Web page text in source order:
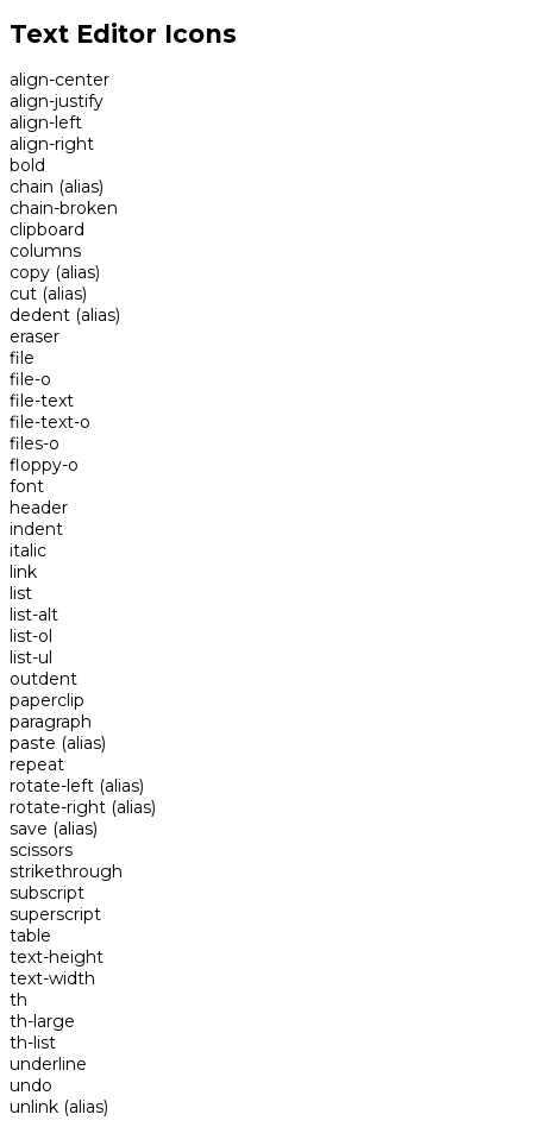
Text Editor Icons
align-center
align-justify
align-left
align-right
bold
chain (alias)
chain-broken
clipboard
columns
copy (alias)
cut (alias)
dedent (alias)
eraser
file
file-o
file-text
file-text-o
files-o
floppy-o
font
header
indent
italic
link
list
list-alt
list-ol
list-ul
outdent
paperclip
paragraph
paste (alias)
repeat
rotate-left (alias)
rotate-right (alias)
save (alias)
scissors
strikethrough
subscript
superscript
table
text-height
text-width
th
th-large
th-list
underline
undo
unlink (alias)